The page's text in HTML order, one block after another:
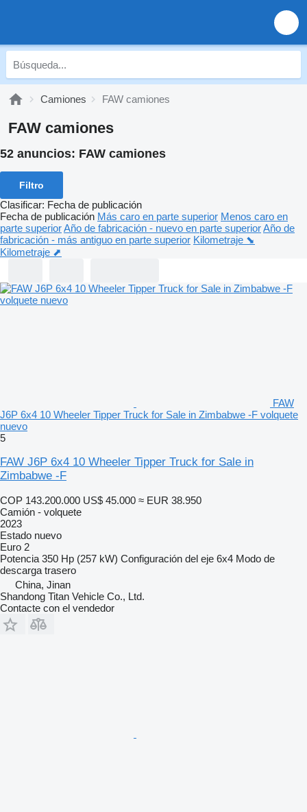
Camiones FAW camiones
FAW camiones
52 anuncios: FAW camiones
Filtro
Clasificar: Fecha de publicación
Fecha de publicación Más caro en parte superior Menos caro en
parte superiorAño de fabricación - nuevo en parte superiorAño de
fabricación - más antiguo en parte superior Kilometraje ⬊
Kilometraje ⬈
FAW
J6P 6x4 10 Wheeler Tipper Truck for Sale in Zimbabwe -F volquete
nuevo
5
FAW J6P 6x4 10 Wheeler Tipper Truck for Sale in
Zimbabwe -F
COP 143.200.000 US$ 45.000 ≈ EUR 38.950
Camión - volquete
2023
Estado nuevo
Euro 2
Potencia 350 Hp (257 kW) Configuración del eje 6x4 Modo de
descarga trasero
China, Jinan
Shandong Titan Vehicle Co., Ltd.
Contacte con el vendedor